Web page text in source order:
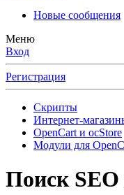
Новые сообщения
Меню
Вход
Регистрация
Скрипты
Интернет-
OpenCart и ocStore
Модули для
Поиск